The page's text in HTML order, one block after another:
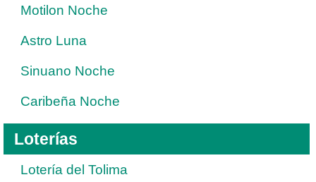
Motilon Noche
Astro Luna
Sinuano Noche
Caribeña Noche
Loterías
Lotería del Tolima